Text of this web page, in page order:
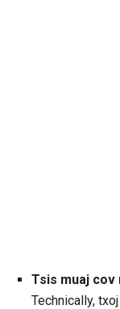
Tsis muaj cov
Technically,